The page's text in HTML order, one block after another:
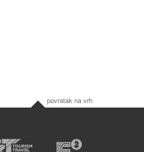
povratak na vrh